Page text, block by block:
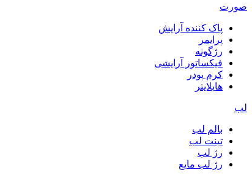
صورت
پاک کننده آرایش
پرایمر
رژگونه
فیکساتور آرایشی
کرم پودر
هایلایتر
لب
بالم لب
تینت لب
رژ لب
رژ لب مایع